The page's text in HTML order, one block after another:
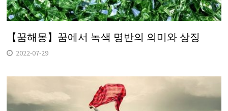
【꿈해몽】꿈에서 녹색 명반의 의미와 상징
2022-07-29